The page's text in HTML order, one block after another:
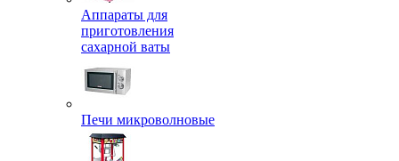
Аппараты для
приготовления
сахарной ваты
Печи микроволновые